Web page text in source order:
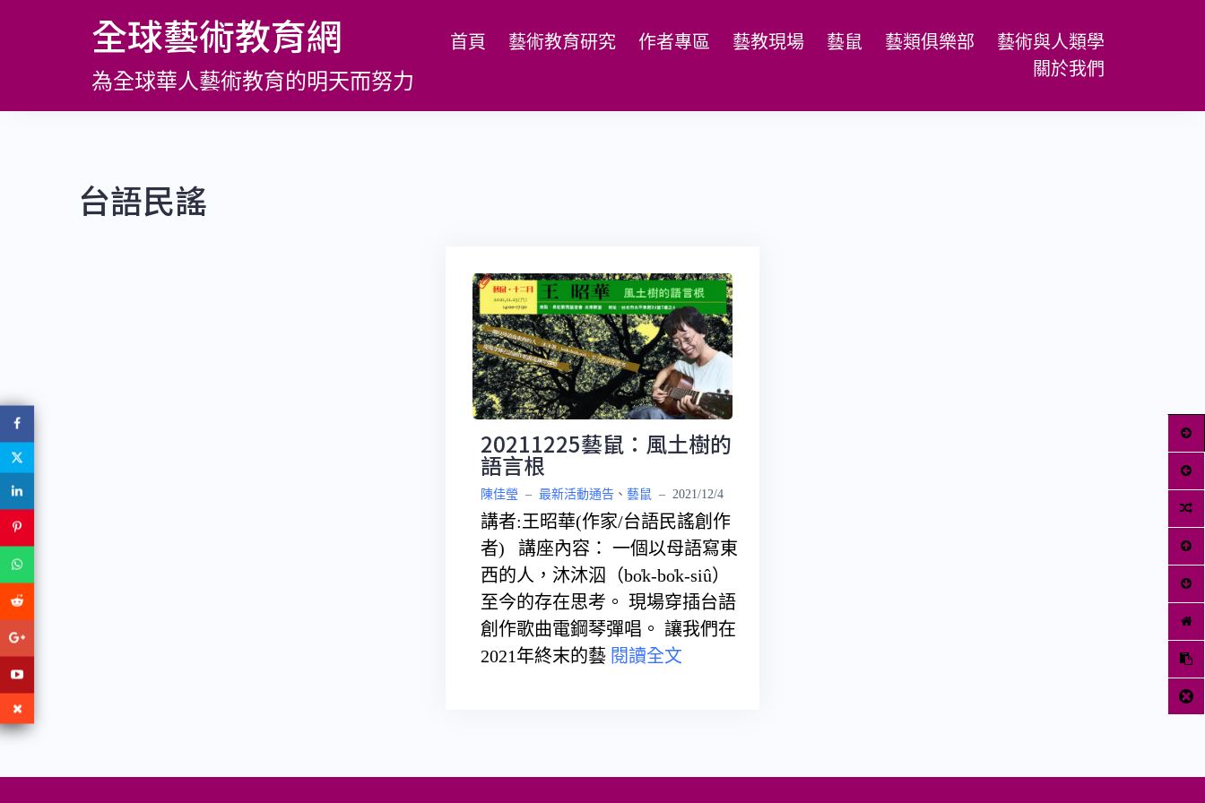
全球藝術教育網
為全球華人藝術教育的明天而努力
首頁 藝術教育研究 作者專區 藝教現場 藝鼠 藝類俱樂部
藝術與人類學
關於我們
台語民謠
20211225藝鼠：風土樹的
語言根
陳佳瑩 – 最新活動通告、 藝鼠 – 2021/12/4
講者:王昭華(作家/台語民謠創作
者) 講座內容： 一個以母語寫東
西的人，沐沐泅（bo̍k-bo̍k-siû）
至今的存在思考。 現場穿插台語
創作歌曲電鋼琴彈唱。 讓我們在
2021年終末的藝 閱讀全文